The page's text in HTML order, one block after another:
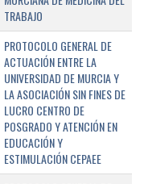
TRABAJO
PROTOCOLO GENERAL DE
ACTUACIÓN ENTRE LA
UNIVERSIDAD DE MURCIA Y
LA ASOCIACIÓN SIN FINES DE
LUCRO CENTRO DE
POSGRADO Y ATENCIÓN EN
EDUCACIÓN Y
ESTIMULACIÓN CEPAEE